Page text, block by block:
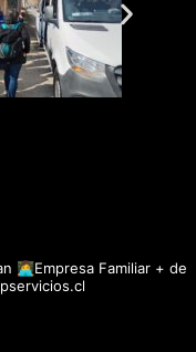
👩‍💻Empresa Familiar + de